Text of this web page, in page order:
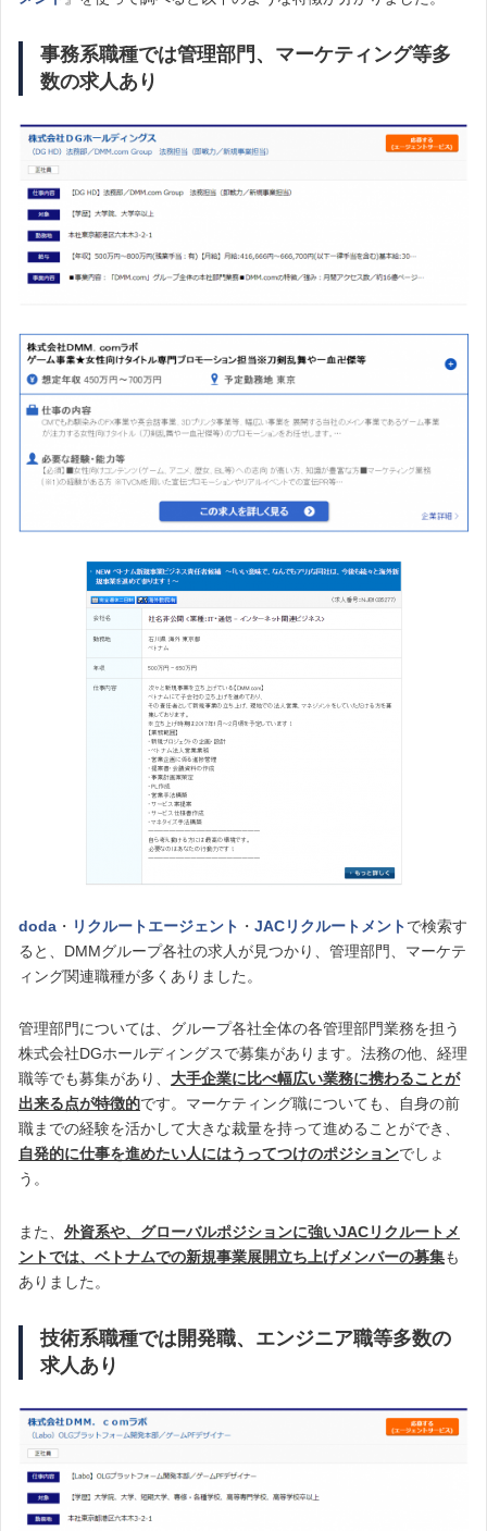
事務系職種では管理部門、マーケティング等多
数の求人あり
doda ・ リクルートエージェント ・ JACリクルートメントで検索す
ると、DMMグループ各社の求人が見つかり、管理部門、マーケテ
ィング関連職種が多くありました。
管理部門については、グループ各社全体の各管理部門業務を担う
株式会社DGホールディングスで募集があります。法務の他、経理
職等でも募集があり、 大手企業に比べ幅広い業務に携わることが
出来る点が特徴的です。マーケティング職についても、自身の前
職までの経験を活かして大きな裁量を持って進めることができ、
自発的に仕事を進めたい人にはうってつけのポジションでしょ
う。
また、 外資系や、グローバルポジションに強いJACリクルートメ
ントでは、ベトナムでの新規事業展開立ち上げメンバーの募集も
ありました。
技術系職種では開発職、エンジニア職等多数の
求人あり